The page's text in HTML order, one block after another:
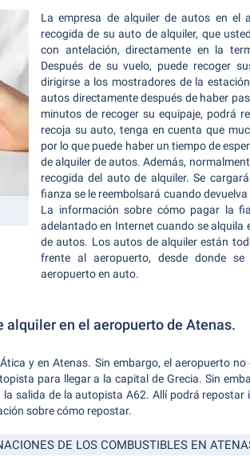
La empresa de alquiler de autos en el
recogida de su auto de alquiler, que
con antelación, directamente en la
Después de su vuelo, puede recoger
dirigirse a los mostradores de la
autos directamente después de haber
minutos de recoger su equipaje, podrá
recoja su auto, tenga en cuenta que
por lo que puede haber un tiempo de
de alquiler de autos.Además,
recogida del auto de alquiler. Se
fianza se le reembolsará cuando
La información sobre cómo pagar la
adelantado en Internet cuando se alquila
de autos. Los autos de alquiler están
frente al aeropuerto, desde donde
aeropuerto en auto.
alquiler en el aeropuerto de Atenas.
y en Atenas. Sin embargo, el aeropuerto
para llegar a la capital de Grecia. Sin
salida de la autopista A62. Allí podrá
sobre cómo repostar.
DE LOS COMBUSTIBLES EN